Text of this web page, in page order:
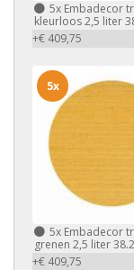
5x Embadecor
kleurloos 2,5 liter
+€ 409,75
5x Embadecor
grenen 2,5 liter
+€ 409,75
5x